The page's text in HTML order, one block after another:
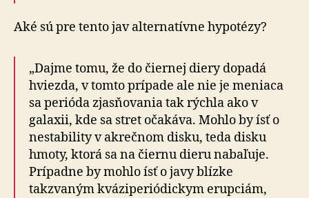
Aké sú pre tento jav alternatívne hypotézy?
„Dajme tomu, že do čiernej diery dopadá
hviezda, v tomto prípade ale nie je meniaca
sa perióda zjasňovania tak rýchla ako v
galaxii, kde sa stret očakáva. Mohlo by ísť o
nestability v akrečnom disku, teda disku
hmoty, ktorá sa na čiernu dieru nabaľuje.
Prípadne by mohlo ísť o javy blízke
takzvaným kváziperiódickym erupciám,